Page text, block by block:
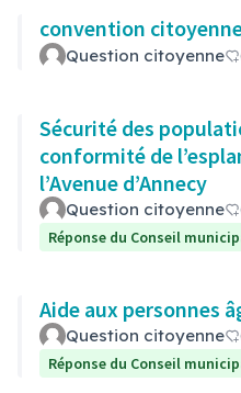
convention
Question citoyenne
Sécurité des
conformité de
l’Avenue d’Annecy
Question citoyenne
Réponse du Conseil
Aide aux personnes
Question citoyenne
Réponse du Conseil